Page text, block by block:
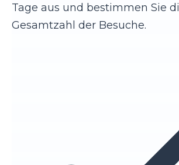
Tage aus und bestimmen Sie
Gesamtzahl der Besuche.